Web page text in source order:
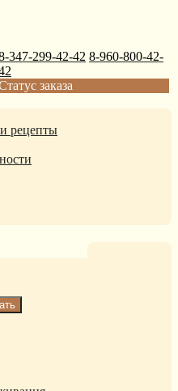
347-299-42-42 8-960-800-42-
заказа
рецепты